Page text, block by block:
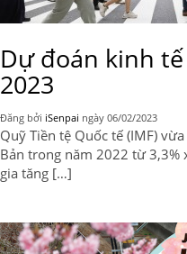
Dự đoán kinh
2023
Đăng bởi iSenpai ngày 06/02/2023
Quỹ Tiền tệ Quốc tế (IMF)
Bản trong năm 2022 từ 3,3%
gia tăng […]